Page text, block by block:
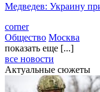
Медведев: Украину
corner
Общество Москва
показать еще [...]
все новости
Актуальные сюжеты